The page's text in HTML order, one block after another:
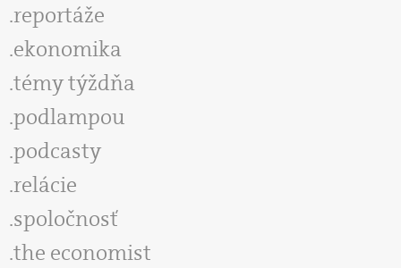
reportáže
ekonomika
témy týždňa
podlampou
podcasty
relácie
spoločnosť
the economist